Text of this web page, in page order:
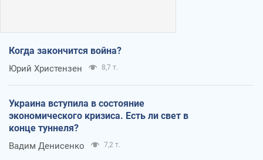
Когда закончится война?
Юрий Христензен 8,7 т.
Украина вступила в состояние
экономического кризиса. Есть ли свет в
конце туннеля?
Вадим Денисенко 7,2 т.